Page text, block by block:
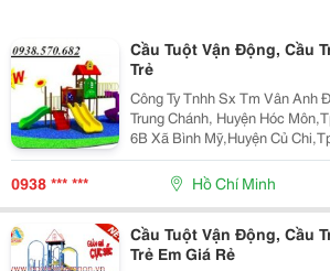
Cầu Tuột Vận Động, Cầu
Trẻ
Công Ty Tnhh Sx Tm Vân Anh Đ/C: 2/1E Ấp Mới , Xã
Trung Chánh, Huyện Hóc Môn,Tp.hcm
6B Xã Bình Mỹ,Huyện Củ Chi,Tp.hcm
(Mr .Hoàng ) Email:nguyenhoang3009@Gmail.com Xem
Tất Cả Sản Phẩm Trên Website
0938 *** *** Hồ Chí Minh
Cầu Tuột Vận Động, Cầu
Trẻ Em Giá Rẻ